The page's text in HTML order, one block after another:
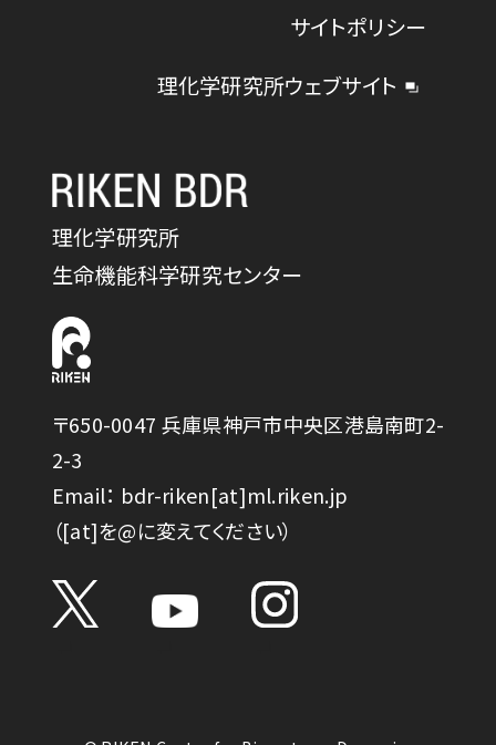
サイトポリシー
理化学研究所ウェブサイト
理化学研究所
生命機能科学研究センター
〒650-0047 兵庫県神戸市中央区港島南町2-
2-3
Email： bdr-riken[at]ml.riken.jp
（[at]を@に変えてください）